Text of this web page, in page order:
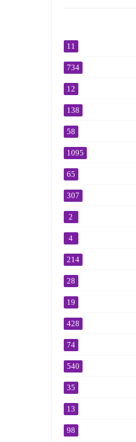
11
734
12
138
58
1095
65
307
2
4
214
28
19
428
74
540
35
13
98